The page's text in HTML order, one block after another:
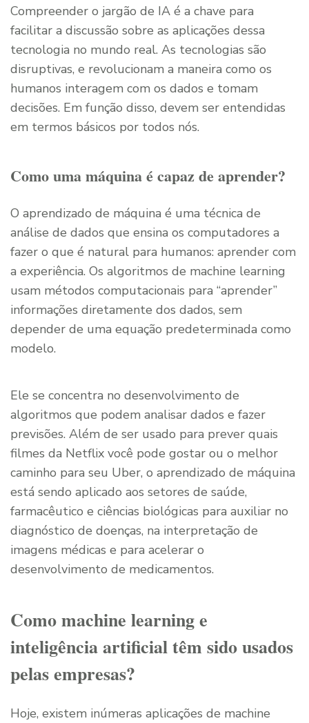
Compreender o jargão de IA é a chave para
facilitar a discussão sobre as aplicações dessa
tecnologia no mundo real. As tecnologias são
disruptivas, e revolucionam a maneira como os
humanos interagem com os dados e tomam
decisões. Em função disso, devem ser entendidas
em termos básicos por todos nós.
Como uma máquina é capaz de aprender?
O aprendizado de máquina é uma técnica de
análise de dados que ensina os computadores a
fazer o que é natural para humanos: aprender com
a experiência. Os algoritmos de machine learning
usam métodos computacionais para “aprender”
informações diretamente dos dados, sem
depender de uma equação predeterminada como
modelo.
Ele se concentra no desenvolvimento de
algoritmos que podem analisar dados e fazer
previsões. Além de ser usado para prever quais
filmes da Netflix você pode gostar ou o melhor
caminho para seu Uber, o aprendizado de máquina
está sendo aplicado aos setores de saúde,
farmacêutico e ciências biológicas para auxiliar no
diagnóstico de doenças, na interpretação de
imagens médicas e para acelerar o
desenvolvimento de medicamentos.
Como machine learning e
inteligência artificial têm sido usados
pelas empresas?
Hoje, existem inúmeras aplicações de machine